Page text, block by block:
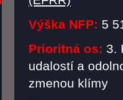
Výška NFP: 5
Prioritná os: 3.
udalostí a
zmenou klímy